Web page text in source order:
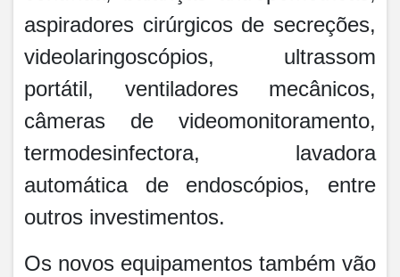
aspiradores cirúrgicos de secreções,
videolaringoscópios, ultrassom
portátil, ventiladores mecânicos,
câmeras de videomonitoramento,
termodesinfectora, lavadora
automática de endoscópios, entre
outros investimentos.
Os novos equipamentos também vão